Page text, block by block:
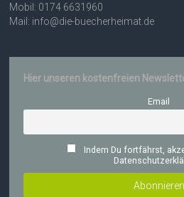
Mobil: 0174 6631960
Mail: info@die-buecherheimat.de
Hier unseren kostenfreien
Email
Indem Du fortfährst,